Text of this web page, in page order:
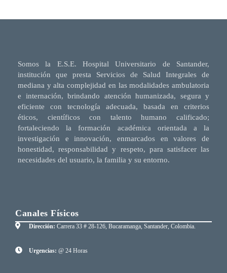
Somos la E.S.E. Hospital Universitario de Santander,
institución que presta Servicios de Salud Integrales de
mediana y alta complejidad en las modalidades ambulatoria
e internación, brindando atención humanizada, segura y
eficiente con tecnología adecuada, basada en criterios
éticos, científicos con talento humano calificado;
fortaleciendo la formación académica orientada a la
investigación e innovación, enmarcados en valores de
honestidad, responsabilidad y respeto, para satisfacer las
necesidades del usuario, la familia y su entorno.
Canales Físicos
Dirección: Carrera 33 # 28-126, Bucaramanga, Santander, Colombia.
Urgencias: @ 24 Horas